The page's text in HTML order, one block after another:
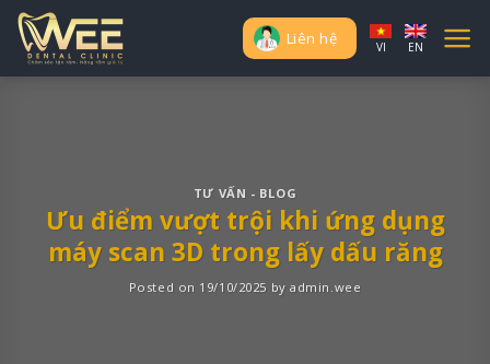
Skip
content
Liên hệ VI EN
TƯ VẤN - BLOG
Ưu điểm vượt trội khi ứng dụng
máy scan 3D trong lấy dấu răng
Posted on 19/10/2025 byadmin.wee